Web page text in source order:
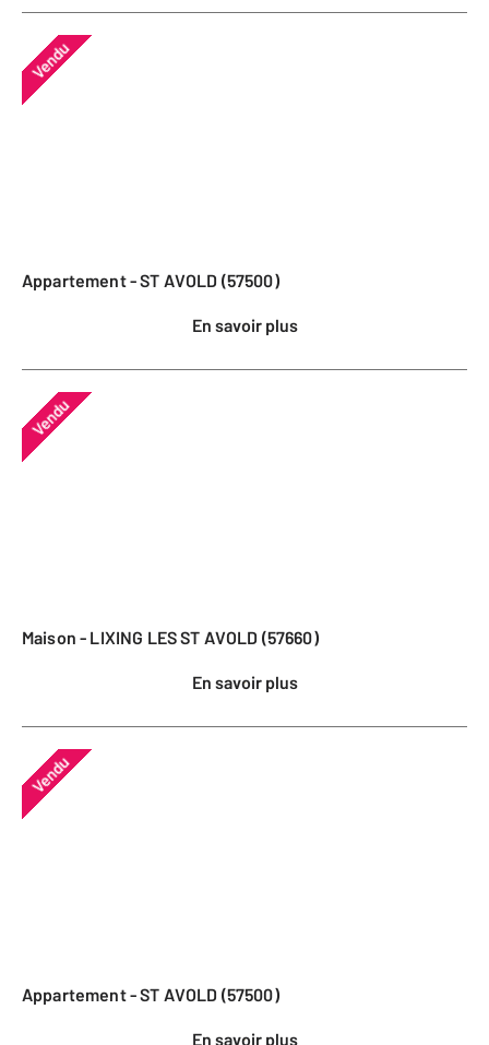
Vendu
Appartement - ST AVOLD (57500)
En savoir plus
Vendu
Maison - LIXING LES ST AVOLD (57660)
En savoir plus
Vendu
Appartement - ST AVOLD (57500)
En savoir plus